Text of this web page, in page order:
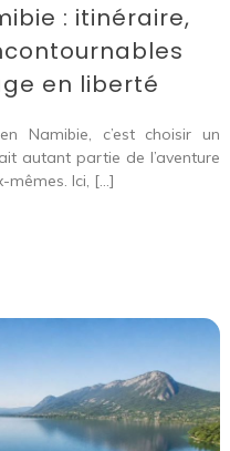
: itinéraire,
en liberté
Namibie, c’est choisir un
autant partie de l’aventure
mêmes. Ici, […]